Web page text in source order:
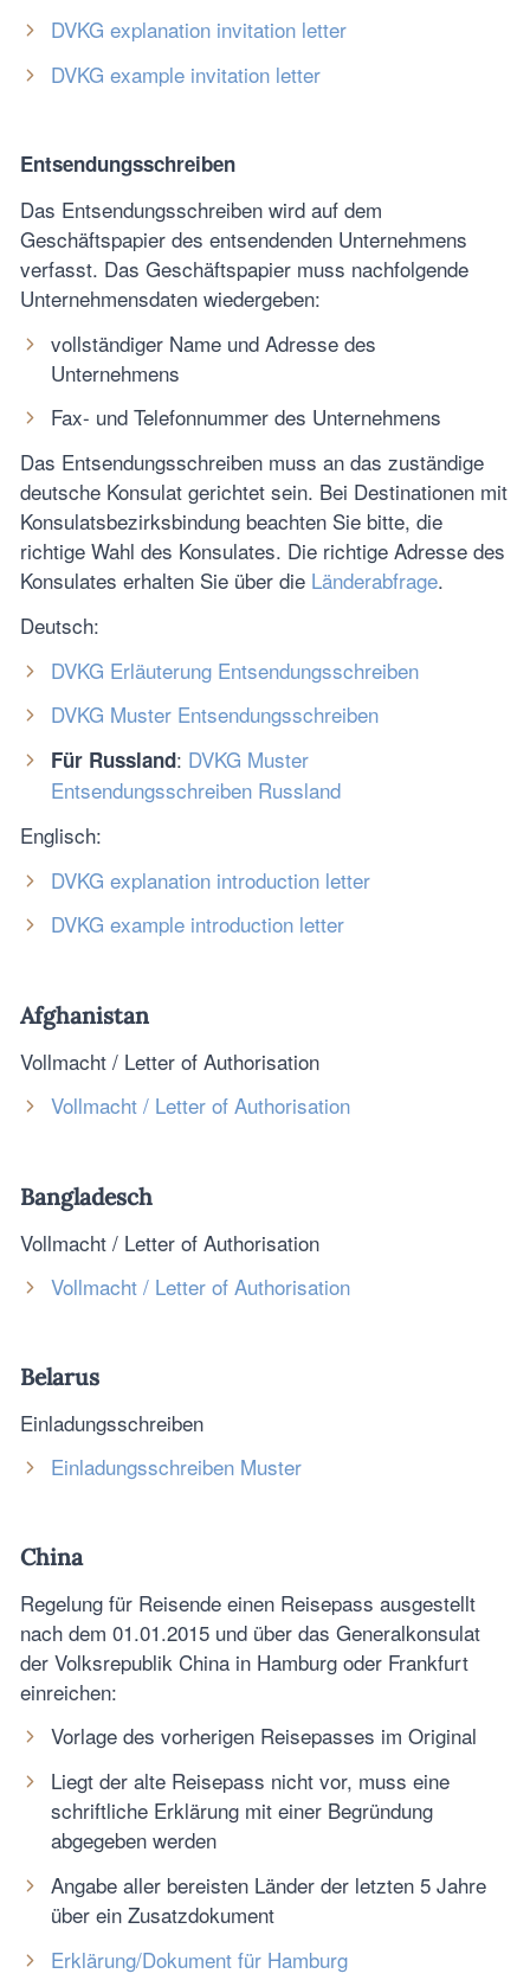
DVKG explanation invitation letter
DVKG example invitation letter
Entsendungsschreiben
Das Entsendungsschreiben wird auf dem
Geschäftspapier des entsendenden Unternehmens
verfasst. Das Geschäftspapier muss nachfolgende
Unternehmensdaten wiedergeben:
vollständiger Name und Adresse des
Unternehmens
Fax- und Telefonnummer des Unternehmens
Das Entsendungsschreiben muss an das zuständige
deutsche Konsulat gerichtet sein. Bei Destinationen mit
Konsulatsbezirksbindung beachten Sie bitte, die
richtige Wahl des Konsulates. Die richtige Adresse des
Konsulates erhalten Sie über die Länderabfrage.
Deutsch:
DVKG Erläuterung Entsendungsschreiben
DVKG Muster Entsendungsschreiben
Für Russland: DVKG Muster
Entsendungsschreiben Russland
Englisch:
DVKG explanation introduction letter
DVKG example introduction letter
Afghanistan
Vollmacht / Letter of Authorisation
Vollmacht / Letter of Authorisation
Bangladesch
Vollmacht / Letter of Authorisation
Vollmacht / Letter of Authorisation
Belarus
Einladungsschreiben
Einladungsschreiben Muster
China
Regelung für Reisende einen Reisepass ausgestellt
nach dem 01.01.2015 und über das Generalkonsulat
der Volksrepublik China in Hamburg oder Frankfurt
einreichen:
Vorlage des vorherigen Reisepasses im Original
Liegt der alte Reisepass nicht vor, muss eine
schriftliche Erklärung mit einer Begründung
abgegeben werden
Angabe aller bereisten Länder der letzten 5 Jahre
über ein Zusatzdokument
Erklärung/Dokument für Hamburg